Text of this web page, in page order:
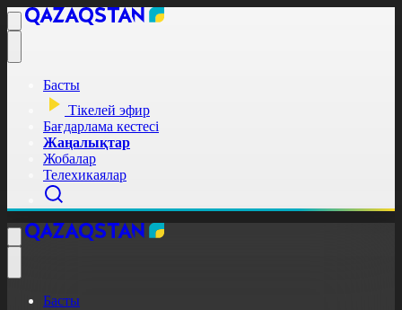
Басты
Тікелей эфир
Бағдарлама кестесі
Жаңалықтар
Жобалар
Телехикаялар
Басты